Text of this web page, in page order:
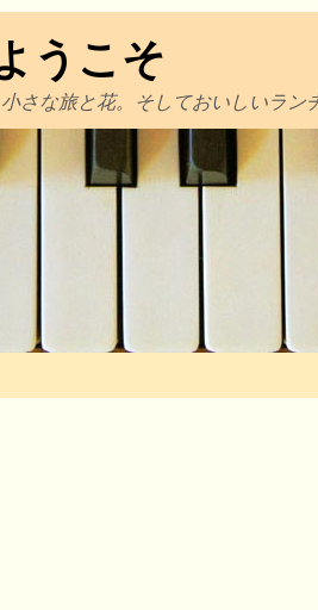
うこそ
さな旅と花。そしておいしいラン